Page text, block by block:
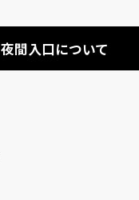
夜間入口について